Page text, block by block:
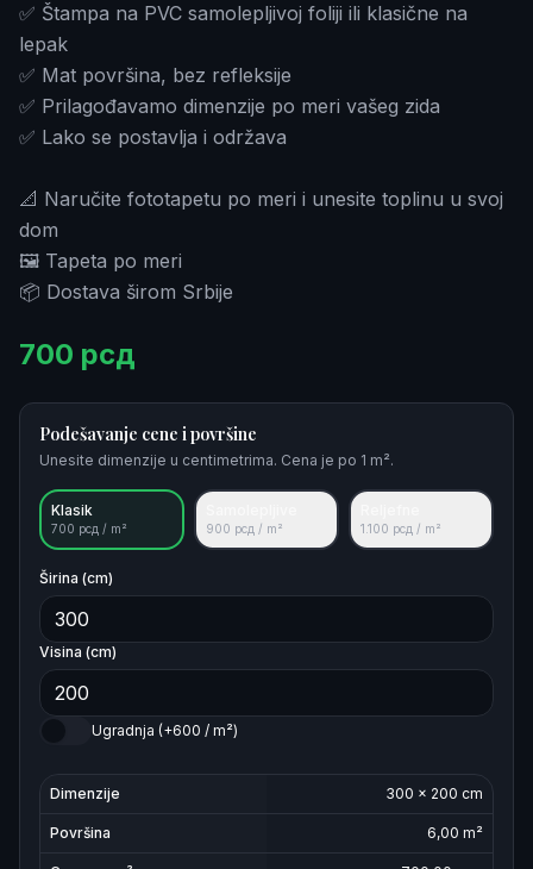
✅ Štampa na PVC samolepljivoj foliji ili klasične na
lepak
✅ Mat površina, bez refleksije
✅ Prilagođavamo dimenzije po meri vašeg zida
✅ Lako se postavlja i održava
📐 Naručite fototapetu po meri i unesite toplinu u svoj
dom
🖼️ Tapeta po meri
📦 Dostava širom Srbije
700 рсд
Podešavanje cene i površine
Unesite dimenzije u centimetrima. Cena je po 1 m².
Klasik
700 рсд / m² 900 рсд / m² 1.100 рсд / m²
Širina (cm)
Visina (cm)
Ugradnja (+600 / m²)
Dimenzije 300 × 200 cm
Površina 6,00 m²